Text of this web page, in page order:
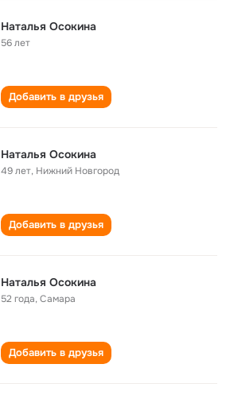
Наталья Осокина
56 лет
Добавить в друзья
Наталья Осокина
49 лет, Нижний Новгород
Добавить в друзья
Наталья Осокина
52 года,Самара
Добавить в друзья